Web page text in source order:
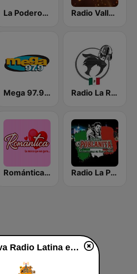
La Poderosa Radio Radio Vallarta Mx
Mega 97.9 FM Radio La Rugidora
Romántica Radio Radio La Poblanita
La Nueva Radio Latina en vivo